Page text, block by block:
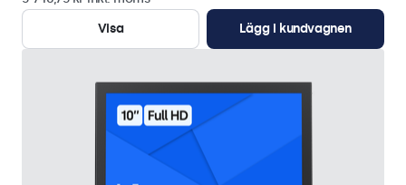
Visa
Lägg i kundvagnen